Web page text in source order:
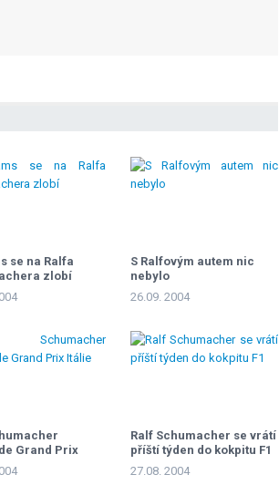
se na Ralfa
zlobí
S Ralfovým autem nic
nebylo
26.09. 2004
Grand Prix
Ralf Schumacher se vrátí
příští týden do kokpitu F1
27.08. 2004